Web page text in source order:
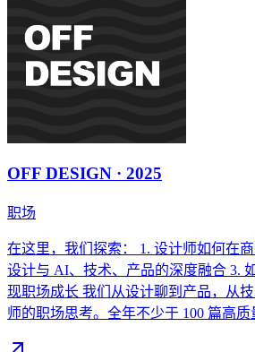
OFF DESIGN · 2025
职场
在这里，我们探索： 1. 设计师如何在
设计与 AI、技术、产品的深度融合 3.
现职场成长 我们从设计聊到产品，从
师的职场思考。全年不少于 100 篇高质